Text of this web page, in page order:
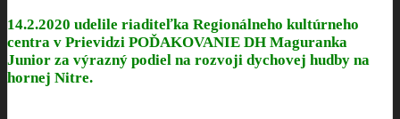
14.2.2020 udelile riaditeľka Regionálneho kultúrneho
centra v Prievidzi POĎAKOVANIE DH Maguranka
Junior za výrazný podiel na rozvoji dychovej hudby na
hornej Nitre.